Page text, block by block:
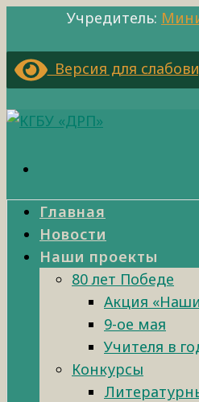
Учредитель:
Версия для
Главная
Новости
Наши проекты
80 лет Победе
Акция
9-ое мая
Учителя в
Конкурсы